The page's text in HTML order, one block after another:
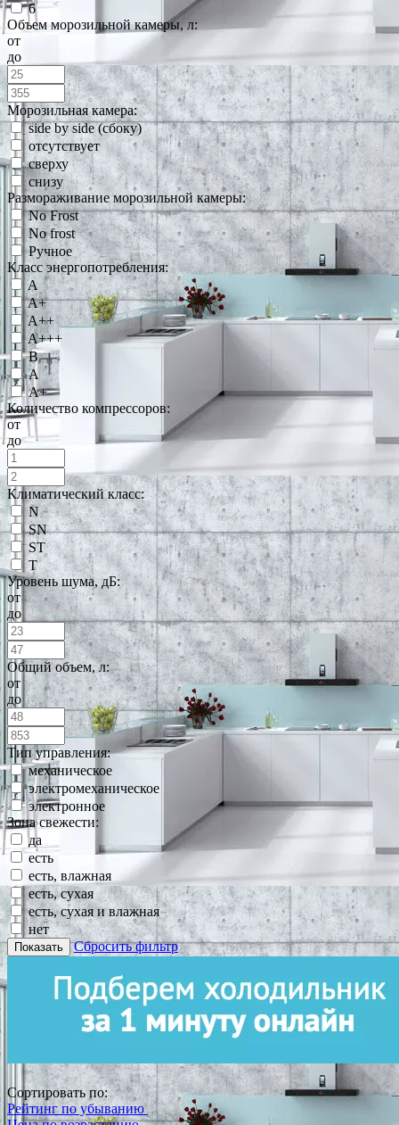
6
Объем морозильной камеры, л:
от
до
Морозильная камера:
side by side (сбоку)
отсутствует
сверху
снизу
Размораживание морозильной камеры:
No Frost
No frost
Ручное
Класс энергопотребления:
A
A+
A++
A+++
B
А
А+
Количество компрессоров:
от
до
Климатический класс:
N
SN
ST
T
Уровень шума, дБ:
от
до
Общий объем, л:
от
до
Тип управления:
механическое
электромеханическое
электронное
Зона свежести:
да
есть
есть, влажная
есть, сухая
есть, сухая и влажная
нет
Показать Сбросить фильтр
Сортировать по:
Рейтинг по убыванию